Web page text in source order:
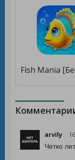
arvily
Четко